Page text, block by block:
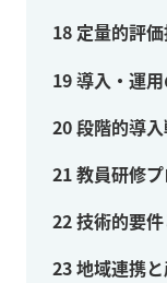
18 定量的評
19導入・運
20段階的導
21教員研修
22技術的要
23地域連携